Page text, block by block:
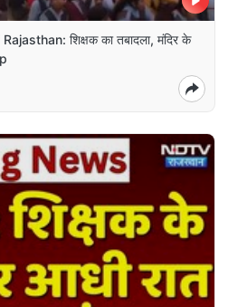
शिक्षक का तबादला, मंदिर के